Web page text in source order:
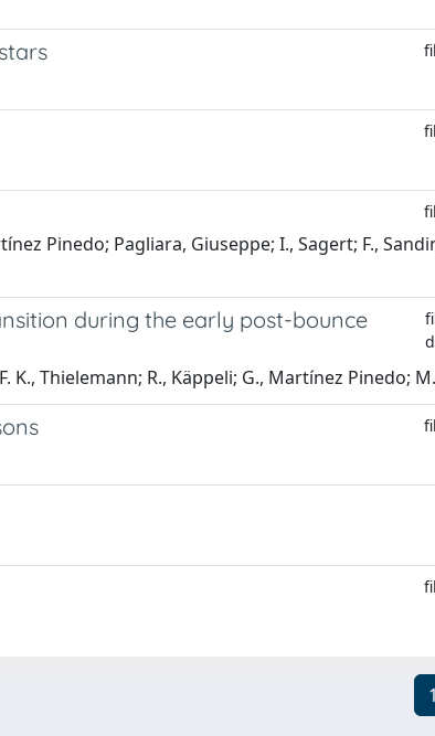
Pinedo; Pagliara, Giuseppe; I., Sagert; F.,
during the early post-bounce
K., Thielemann; R., Käppeli; G., Martínez Pinedo;
1